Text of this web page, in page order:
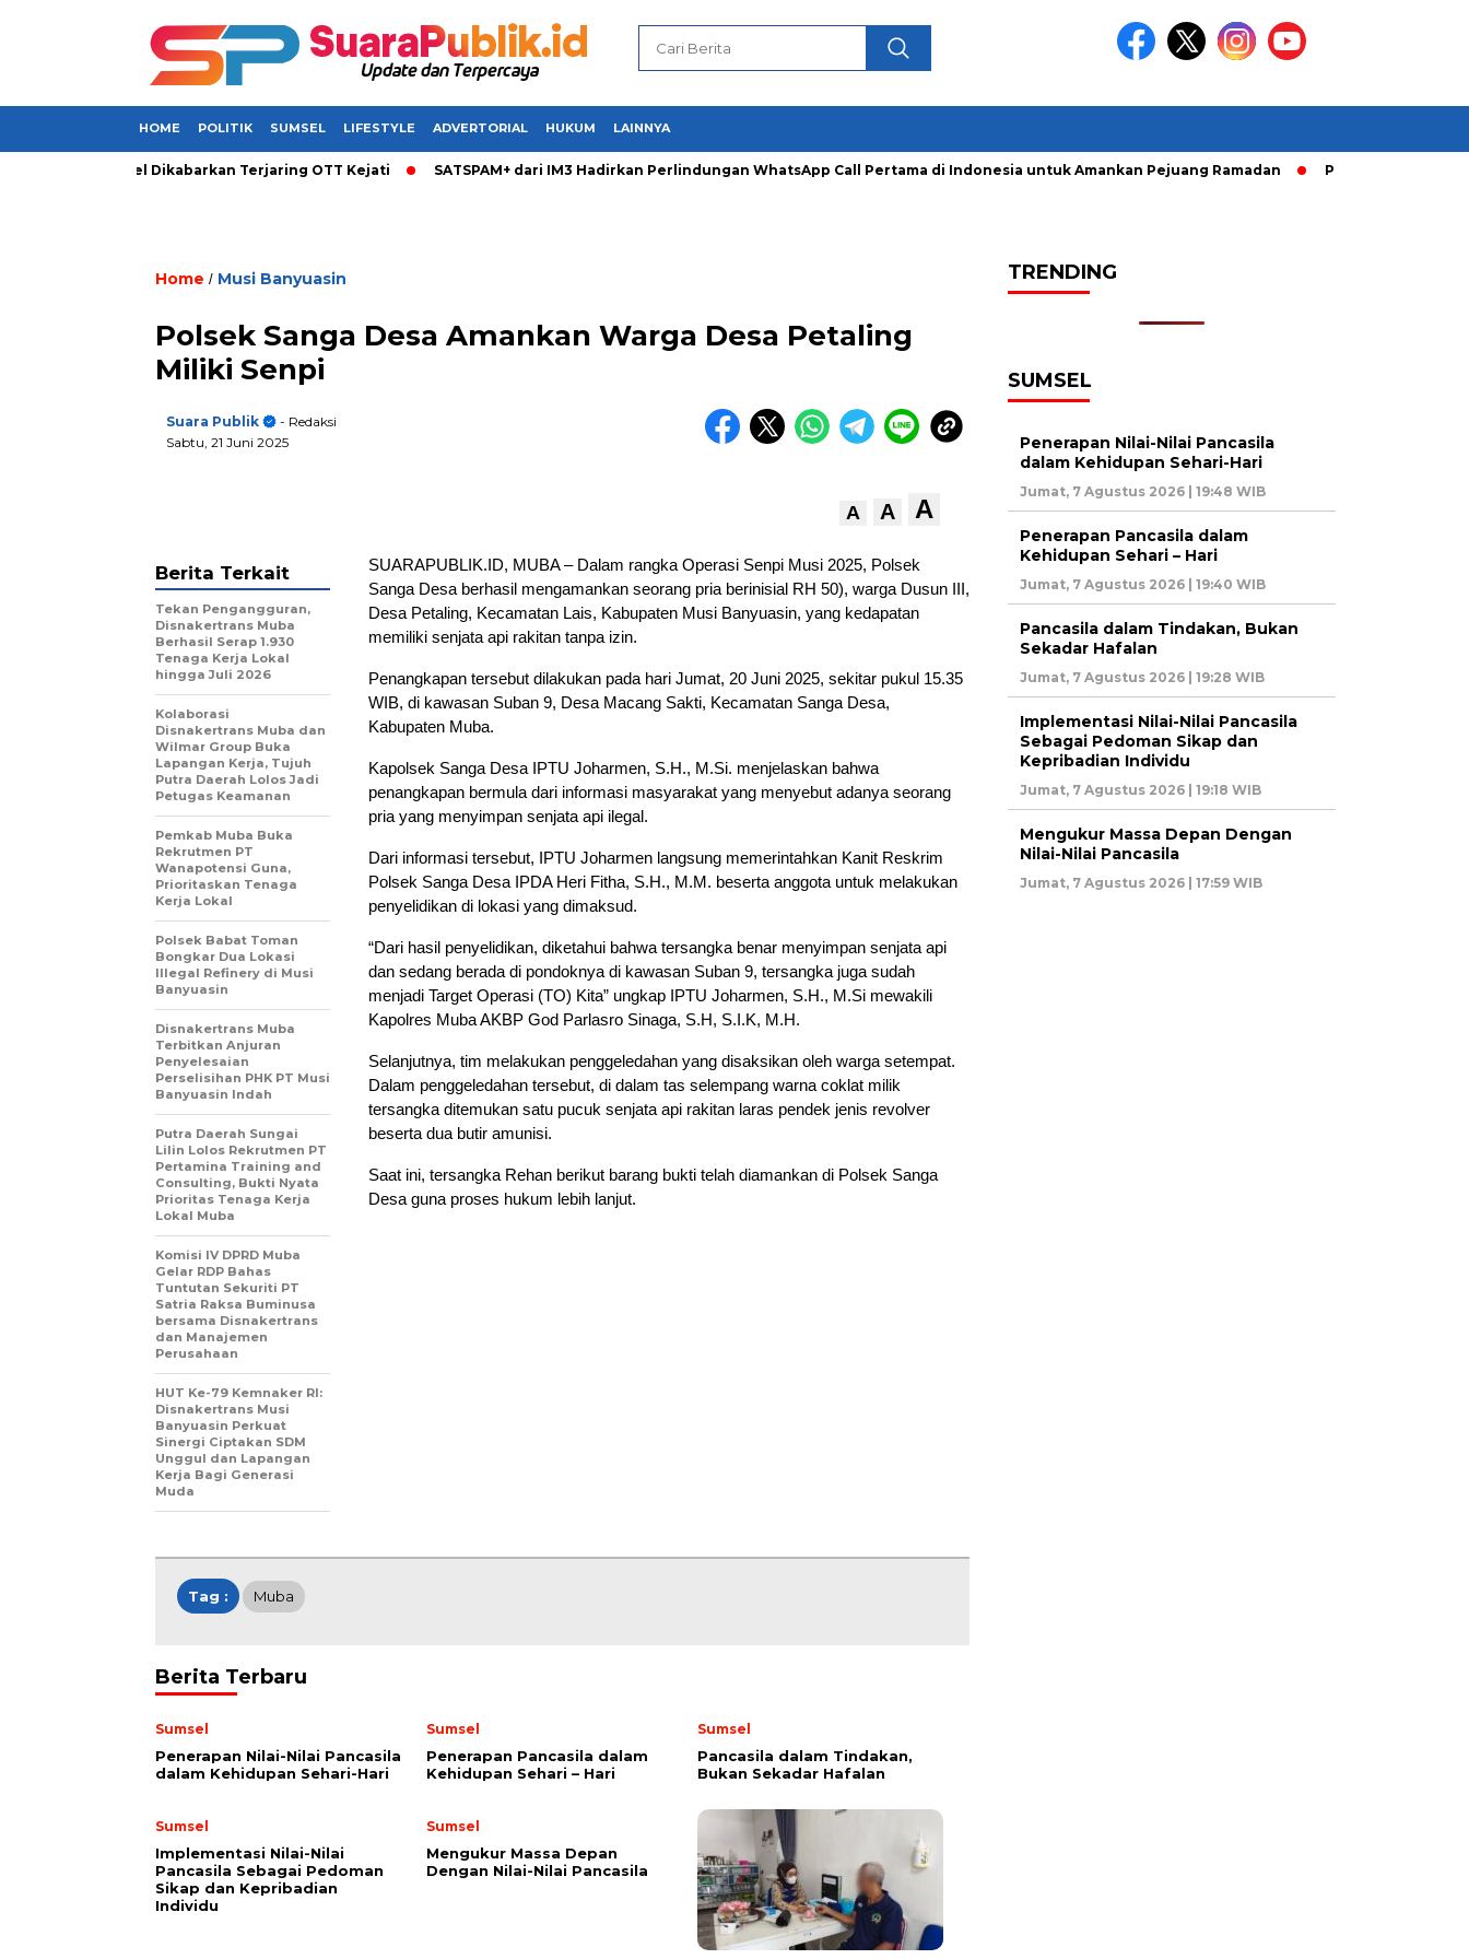
HOME POLITIK SUMSEL LIFESTYLE ADVERTORIAL HUKUM LAINNYA
di Sumsel Dikabarkan Terjaring OTT Kejati SATSPAM+ dari IM3 Hadirkan Perlindungan WhatsApp Call Pertama di Indonesia untuk Amankan Pejuang Ramadan Pelaku Curanmor
Home / Musi Banyuasin
Polsek Sanga Desa Amankan Warga Desa Petaling
Miliki Senpi
Suara Publik
- Redaksi
Sabtu, 21 Juni 2025
A A A
SUARAPUBLIK.ID, MUBA – Dalam rangka Operasi Senpi Musi 2025, Polsek
Sanga Desa berhasil mengamankan seorang pria berinisial RH 50), warga Dusun III,
Desa Petaling, Kecamatan Lais, Kabupaten Musi Banyuasin, yang kedapatan
memiliki senjata api rakitan tanpa izin.
Penangkapan tersebut dilakukan pada hari Jumat, 20 Juni 2025, sekitar pukul 15.35
WIB, di kawasan Suban 9, Desa Macang Sakti, Kecamatan Sanga Desa,
Kabupaten Muba.
Kapolsek Sanga Desa IPTU Joharmen, S.H., M.Si. menjelaskan bahwa
penangkapan bermula dari informasi masyarakat yang menyebut adanya seorang
pria yang menyimpan senjata api ilegal.
Dari informasi tersebut, IPTU Joharmen langsung memerintahkan Kanit Reskrim
Polsek Sanga Desa IPDA Heri Fitha, S.H., M.M. beserta anggota untuk melakukan
penyelidikan di lokasi yang dimaksud.
“Dari hasil penyelidikan, diketahui bahwa tersangka benar menyimpan senjata api
dan sedang berada di pondoknya di kawasan Suban 9, tersangka juga sudah
menjadi Target Operasi (TO) Kita” ungkap IPTU Joharmen, S.H., M.Si mewakili
Kapolres Muba AKBP God Parlasro Sinaga, S.H, S.I.K, M.H.
Selanjutnya, tim melakukan penggeledahan yang disaksikan oleh warga setempat.
Dalam penggeledahan tersebut, di dalam tas selempang warna coklat milik
tersangka ditemukan satu pucuk senjata api rakitan laras pendek jenis revolver
beserta dua butir amunisi.
Saat ini, tersangka Rehan berikut barang bukti telah diamankan di Polsek Sanga
Desa guna proses hukum lebih lanjut.
Berita Terkait
Tekan Pengangguran,
Disnakertrans Muba
Berhasil Serap 1.930
Tenaga Kerja Lokal
hingga Juli 2026
Kolaborasi
Disnakertrans Muba dan
Wilmar Group Buka
Lapangan Kerja, Tujuh
Putra Daerah Lolos Jadi
Petugas Keamanan
Pemkab Muba Buka
Rekrutmen PT
Wanapotensi Guna,
Prioritaskan Tenaga
Kerja Lokal
Polsek Babat Toman
Bongkar Dua Lokasi
Illegal Refinery di Musi
Banyuasin
Disnakertrans Muba
Terbitkan Anjuran
Penyelesaian
Perselisihan PHK PT Musi
Banyuasin Indah
Putra Daerah Sungai
Lilin Lolos Rekrutmen PT
Pertamina Training and
Consulting, Bukti Nyata
Prioritas Tenaga Kerja
Lokal Muba
Komisi IV DPRD Muba
Gelar RDP Bahas
Tuntutan Sekuriti PT
Satria Raksa Buminusa
bersama Disnakertrans
dan Manajemen
Perusahaan
HUT Ke-79 Kemnaker RI:
Disnakertrans Musi
Banyuasin Perkuat
Sinergi Ciptakan SDM
Unggul dan Lapangan
Kerja Bagi Generasi
Muda
Tag : Muba
Berita Terbaru
Sumsel
Penerapan Nilai-Nilai Pancasila
dalam Kehidupan Sehari-Hari
Sumsel
Penerapan Pancasila dalam
Kehidupan Sehari – Hari
Sumsel
Pancasila dalam Tindakan,
Bukan Sekadar Hafalan
Sumsel
Implementasi Nilai-Nilai
Pancasila Sebagai Pedoman
Sikap dan Kepribadian
Individu
Sumsel
Mengukur Massa Depan
Dengan Nilai-Nilai Pancasila
TRENDING
SUMSEL
Penerapan Nilai-Nilai Pancasila
dalam Kehidupan Sehari-Hari
Jumat, 7 Agustus 2026 | 19:48 WIB
Penerapan Pancasila dalam
Kehidupan Sehari – Hari
Jumat, 7 Agustus 2026 | 19:40 WIB
Pancasila dalam Tindakan, Bukan
Sekadar Hafalan
Jumat, 7 Agustus 2026 | 19:28 WIB
Implementasi Nilai-Nilai Pancasila
Sebagai Pedoman Sikap dan
Kepribadian Individu
Jumat, 7 Agustus 2026 | 19:18 WIB
Mengukur Massa Depan Dengan
Nilai-Nilai Pancasila
Jumat, 7 Agustus 2026 | 17:59 WIB